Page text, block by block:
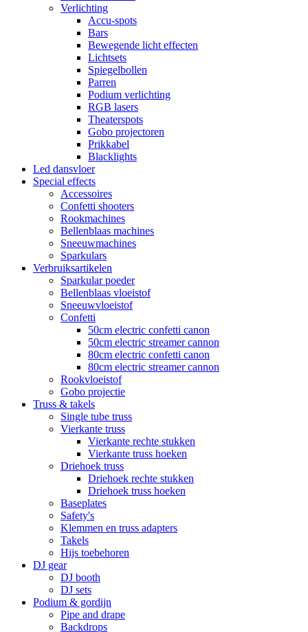
Verlichting
Accu-spots
Bars
Bewegende licht effecten
Lichtsets
Spiegelbollen
Parren
Podium verlichting
RGB lasers
Theaterspots
Gobo projectoren
Prikkabel
Blacklights
Led dansvloer
Special effects
Accessoires
Confetti shooters
Rookmachines
Bellenblaas machines
Sneeuwmachines
Sparkulars
Verbruiksartikelen
Sparkular poeder
Bellenblaas vloeistof
Sneeuwvloeistof
Confetti
50cm electric confetti canon
50cm electric streamer cannon
80cm electric confetti canon
80cm electric streamer cannon
Rookvloeistof
Gobo projectie
Truss & takels
Single tube truss
Vierkante truss
Vierkante rechte stukken
Vierkante truss hoeken
Driehoek truss
Driehoek rechte stukken
Driehoek truss hoeken
Baseplates
Safety's
Klemmen en truss adapters
Takels
Hijs toebehoren
DJ gear
DJ booth
DJ sets
Podium & gordijn
Pipe and drape
Backdrops